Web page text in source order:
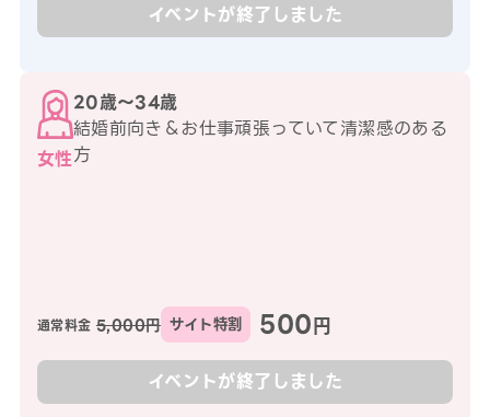
イベントが終了しました
女性
20歳〜34歳
結婚前向き＆お仕事頑張っていて清潔感のある
方
通常料金 5,000円 サイト特割 500円
イベントが終了しました